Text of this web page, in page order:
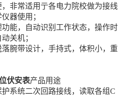
非常适用亍各电力院校做为接线
器使用；
能，自动识别工作状态，操作时
关机；
腕带设计，手持式，体积小，重
伏安表产品用途
系统二次回路接线，读取各组C